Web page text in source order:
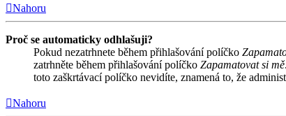
Nahoru
Proč se automaticky odhlašuji?
Pokud nezatrhnete během přihlašování políčko
zatrhněte během přihlašování políčko Zapamatovat si mě
toto zaškrtávací políčko nevidíte, znamená to, že
Nahoru